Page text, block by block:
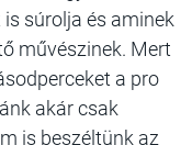
súrolja és aminek
művészinek. Mert
a pro
akár csak
is beszéltünk az